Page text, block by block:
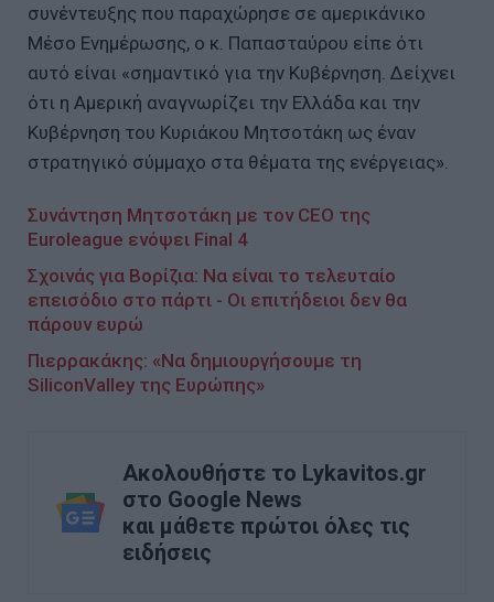
συνέντευξης που παραχώρησε σε αμερικάνικο
Μέσο Ενημέρωσης, ο κ. Παπασταύρου είπε ότι
αυτό είναι «σημαντικό για την Κυβέρνηση. Δείχνει
ότι η Αμερική αναγνωρίζει την Ελλάδα και την
Κυβέρνηση του Κυριάκου Μητσοτάκη ως έναν
στρατηγικό σύμμαχο στα θέματα της ενέργειας».
Συνάντηση Μητσοτάκη με τον CEO της
Euroleague ενόψει Final 4
Σχοινάς για Βορίζια: Να είναι το τελευταίο
επεισόδιο στο πάρτι - Οι επιτήδειοι δεν θα
πάρουν ευρώ
Πιερρακάκης: «Να δημιουργήσουμε τη
SiliconValley της Ευρώπης»
Ακολουθήστε το Lykavitos.gr
στο Google News
και μάθετε πρώτοι όλες τις
ειδήσεις